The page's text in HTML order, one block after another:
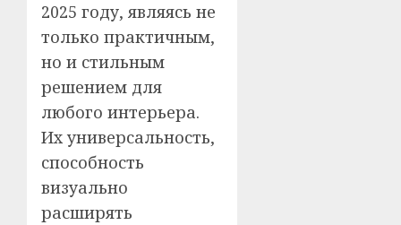
2025 году, являясь не
только практичным,
но и стильным
решением для
любого интерьера.
Их универсальность,
способность
визуально
расширять